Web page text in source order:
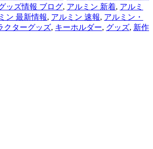
ッズ情報 ブログ, アルミン 新着, アルミ
ン 最新情報, アルミン 速報, アルミン・
クターグッズ, キーホルダー, グッズ, 新作